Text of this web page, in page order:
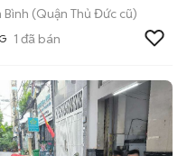
Bình (Quận Thủ Đức cũ)
1 đã bán